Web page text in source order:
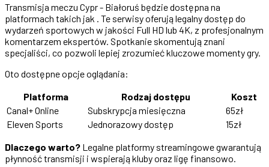
Transmisja meczu Cypr - Białoruś będzie dostępna na
platformach takich jak . Te serwisy oferują legalny dostęp do
wydarzeń sportowych w jakości Full HD lub 4K, z profesjonalnym
komentarzem ekspertów. Spotkanie skomentują znani
specjaliści, co pozwoli lepiej zrozumieć kluczowe momenty gry.
Oto dostępne opcje oglądania:
Platforma
Rodzaj dostępu
Koszt
Canal+ Online
Subskrypcja miesięczna
65zł
Eleven Sports
Jednorazowy dostęp
15zł
Dlaczego warto? Legalne platformy streamingowe gwarantują
płynność transmisji i wspierają kluby oraz ligę finansowo.